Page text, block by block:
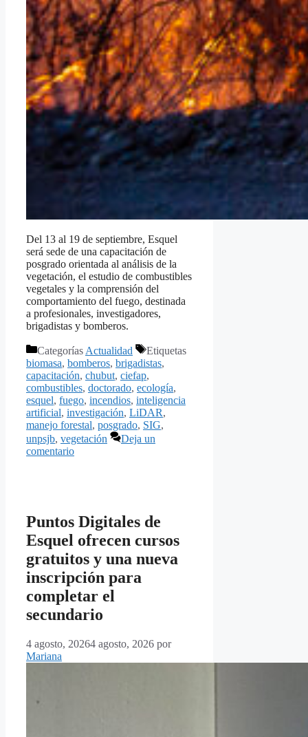
Del 13 al 19 de septiembre, Esquel
será sede de una capacitación de
posgrado orientada al análisis de la
vegetación, el estudio de combustibles
vegetales y la comprensión del
comportamiento del fuego, destinada
a profesionales, investigadores,
brigadistas y bomberos.
Categorías Actualidad
Etiquetas
biomasa, bomberos, brigadistas,
capacitación, chubut, ciefap,
combustibles, doctorado, ecología,
esquel, fuego, incendios, inteligencia
artificial, investigación, LiDAR,
manejo forestal, posgrado, SIG,
unpsjb, vegetación
Deja un
comentario
Puntos Digitales de
Esquel ofrecen cursos
gratuitos y una nueva
inscripción para
completar el
secundario
4 agosto, 20264 agosto, 2026 por
Mariana